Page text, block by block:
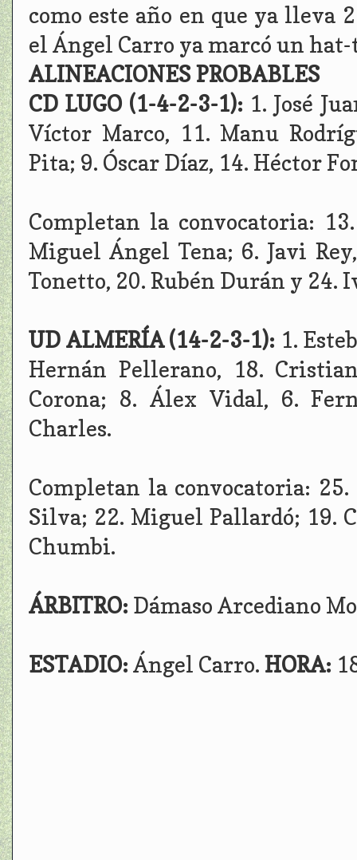
como este año en que ya lleva
el Ángel Carro ya marcó un
ALINEACIONES PROBABLES
CD LUGO (1-4-2-3-1): 1. José
Víctor Marco, 11. Manu
Pita; 9. Óscar Díaz, 14. Héctor
Completan la convocatoria:
Miguel Ángel Tena; 6. Javi
Tonetto, 20. Rubén Durán y 24.
UD ALMERÍA (14-2-3-1): 1.
Hernán Pellerano, 18.
Corona; 8. Álex Vidal, 6.
Charles.
Completan la convocatoria:
Silva; 22. Miguel Pallardó; 19.
Chumbi.
ÁRBITRO: Dámaso Arcediano
ESTADIO: Ángel Carro. HORA: